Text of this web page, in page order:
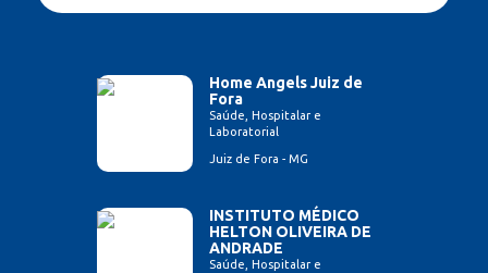
Home Angels Juiz de
Fora
Saúde, Hospitalar e
Laboratorial
Juiz de Fora - MG
INSTITUTO MÉDICO
HELTON OLIVEIRA DE
ANDRADE
Saúde, Hospitalar e